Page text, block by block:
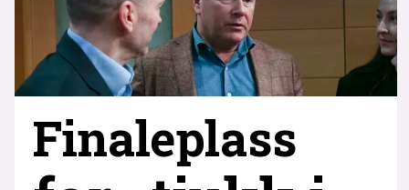
Finaleplass